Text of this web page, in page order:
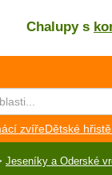
Chalupy s
CZ EN
zvířeDětské hřistě
Jeseníky a Oderské